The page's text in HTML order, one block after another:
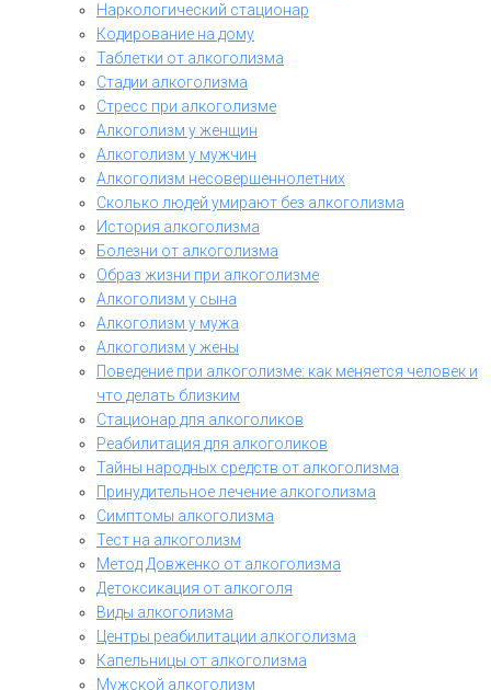
Наркологический стационар
Кодирование на дому
Таблетки от алкоголизма
Стадии алкоголизма
Стресс при алкоголизме
Алкоголизм у женщин
Алкоголизм у мужчин
Алкоголизм несовершеннолетних
Сколько людей умирают без алкоголизма
История алкоголизма
Болезни от алкоголизма
Образ жизни при алкоголизме
Алкоголизм у сына
Алкоголизм у мужа
Алкоголизм у жены
Поведение при алкоголизме: как меняется человек и
что делать близким
Стационар для алкоголиков
Реабилитация для алкоголиков
Тайны народных средств от алкоголизма
Принудительное лечение алкоголизма
Симптомы алкоголизма
Тест на алкоголизм
Метод Довженко от алкоголизма
Детоксикация от алкоголя
Виды алкоголизма
Центры реабилитации алкоголизма
Капельницы от алкоголизма
Мужской алкоголизм